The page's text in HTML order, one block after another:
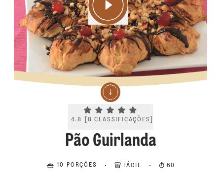
Current rating 4.8. Click to rate.
4.8 8 CLASSIFICAÇÕES
Pão Guirlanda
10 PORÇÕES FÁCIL 60